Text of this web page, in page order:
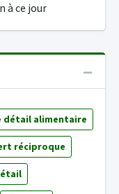
à ce jour
détail alimentaire
réciproque